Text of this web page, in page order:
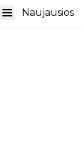
Naujausios